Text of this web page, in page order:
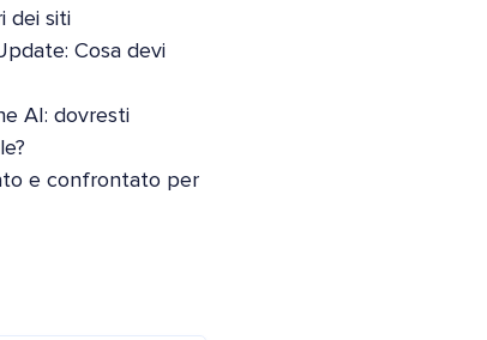
dei siti
Cosa devi
AI: dovresti
e confrontato per